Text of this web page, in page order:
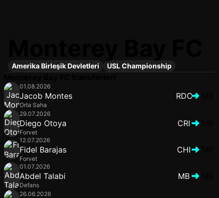
Amerika Birleşik Devletleri USL Championship
01.08.2026
Jacob Montes
Orta Saha
RDC
29.07.2026
Diego Otoya
Forvet
CRI
12.07.2026
Fidel Barajas
Forvet
CHI
01.07.2026
Abdel Talabi
Defans
MB
26.06.2026